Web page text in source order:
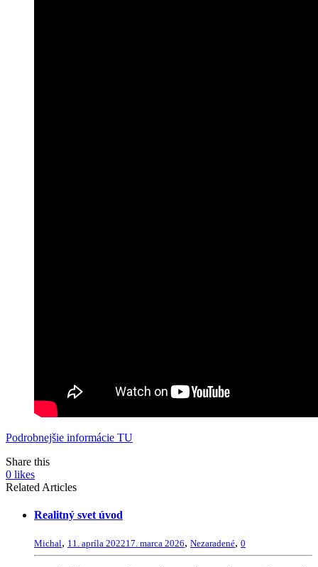
Podrobnejšie informácie TU
Share this
0 likes
Related Articles
Realitný svet úvod
Michal, 11. apríla 202217. marca 2026, Nezaradené, 0